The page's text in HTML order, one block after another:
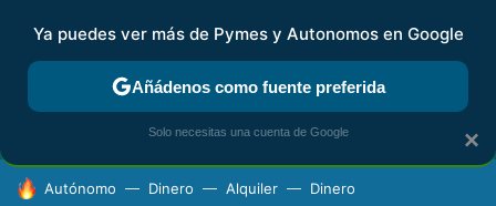
FISCALIDAD Y CONTABILIDAD KIT DIGITAL RENTA
HOY SE HABLA DE
Autónomo Dinero Alquiler Dinero
×
Ya puedes ver más de Pymes y Autonomos en Google
Añádenos como fuente preferida
Solo necesitas una cuenta de Google